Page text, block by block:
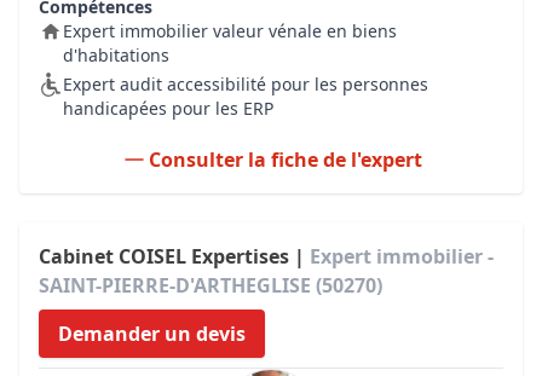
Compétences
Expert immobilier valeur vénale en biens
d'habitations
Expert audit accessibilité pour les personnes
handicapées pour les ERP
Consulter la fiche de l'expert
Cabinet COISEL Expertises | Expert immobilier -
SAINT-PIERRE-D'ARTHEGLISE (50270)
Demander un devis